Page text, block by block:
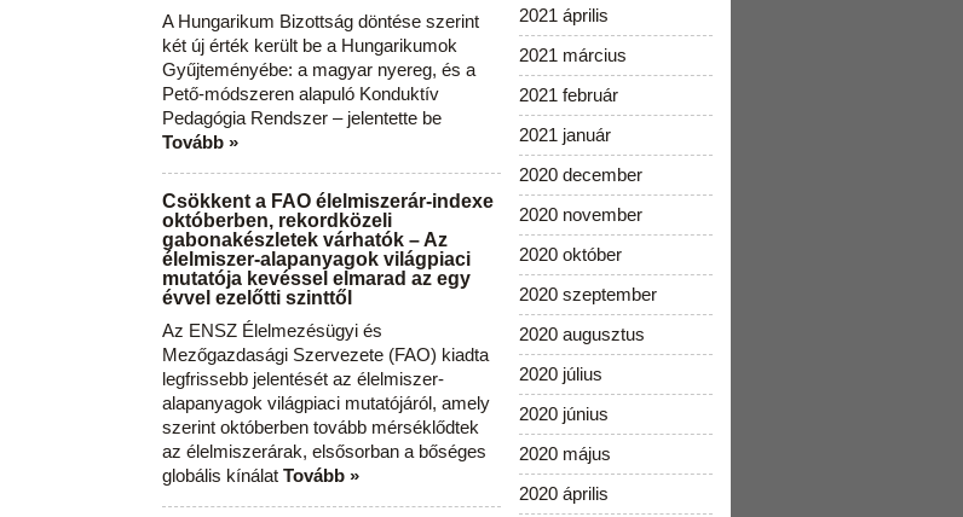
A Hungarikum Bizottság döntése szerint
két új érték került be a Hungarikumok
Gyűjteményébe: a magyar nyereg, és a
Pető-módszeren alapuló Konduktív
Pedagógia Rendszer – jelentette be
Tovább »
Csökkent a FAO élelmiszerár-indexe
októberben, rekordközeli
gabonakészletek várhatók – Az
élelmiszer-alapanyagok világpiaci
mutatója kevéssel elmarad az egy
évvel ezelőtti szinttől
Az ENSZ Élelmezésügyi és
Mezőgazdasági Szervezete (FAO) kiadta
legfrissebb jelentését az élelmiszer-
alapanyagok világpiaci mutatójáról, amely
szerint októberben tovább mérséklődtek
az élelmiszerárak, elsősorban a bőséges
globális kínálat Tovább »
2021 április
2021 március
2021 február
2021 január
2020 december
2020 november
2020 október
2020 szeptember
2020 augusztus
2020 július
2020 június
2020 május
2020 április